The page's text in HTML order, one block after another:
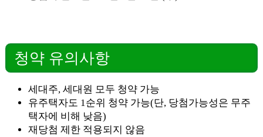
청약 유의사항
세대주, 세대원 모두 청약 가능
유주택자도 1순위 청약 가능(단, 당첨가능성은 무주
택자에 비해 낮음)
재당첨 제한 적용되지 않음